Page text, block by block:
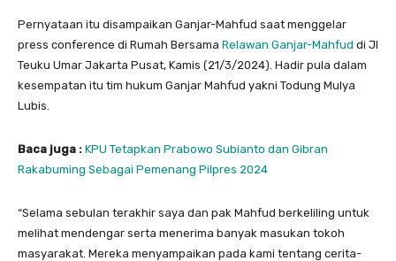
Pernyataan itu disampaikan Ganjar-Mahfud saat menggelar
press conference di Rumah Bersama Relawan Ganjar-Mahfud di Jl
Teuku Umar Jakarta Pusat, Kamis (21/3/2024). Hadir pula dalam
kesempatan itu tim hukum Ganjar Mahfud yakni Todung Mulya
Lubis.
Baca juga : KPU Tetapkan Prabowo Subianto dan Gibran
Rakabuming Sebagai Pemenang Pilpres 2024
“Selama sebulan terakhir saya dan pak Mahfud berkeliling untuk
melihat mendengar serta menerima banyak masukan tokoh
masyarakat. Mereka menyampaikan pada kami tentang cerita-